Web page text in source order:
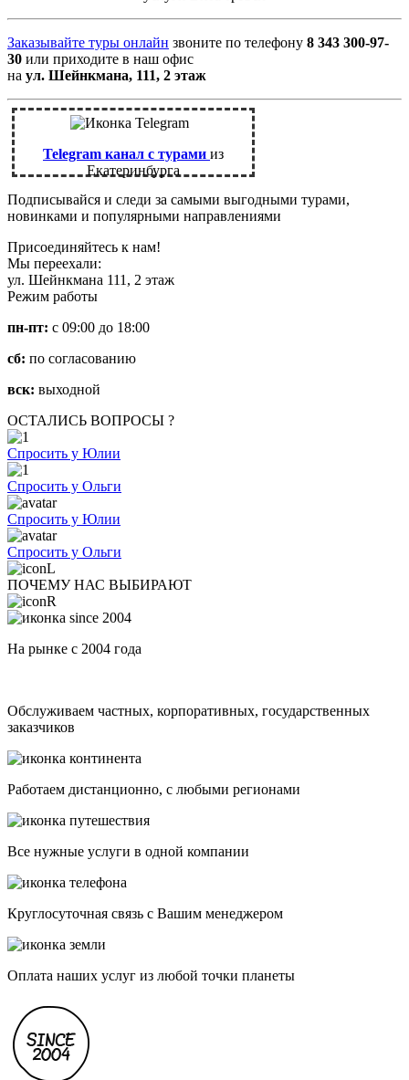
Заказывайте туры онлайн звоните по телефону 8 343 300-97-
30 или приходите в наш офис
на ул. Шейнкмана, 111, 2 этаж
Telegram канал с турами из
Екатеринбурга
Подписывайся и следи за самыми выгодными турами,
новинками и популярными направлениями
Присоединяйтесь к нам!
Мы переехали:
ул. Шейнкмана 111, 2 этаж
Режим работы
пн-пт: с 09:00 до 18:00
сб: по согласованию
вск: выходной
ОСТАЛИСЬ ВОПРОСЫ ?
Спросить у Юлии
Спросить у Ольги
Спросить у Юлии
Спросить у Ольги
ПОЧЕМУ НАС ВЫБИРАЮТ
На рынке с 2004 года
Обслуживаем частных, корпоративных, государственных
заказчиков
Работаем дистанционно, с любыми регионами
Все нужные услуги в одной компании
Круглосуточная связь с Вашим менеджером
Оплата наших услуг из любой точки планеты